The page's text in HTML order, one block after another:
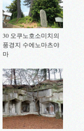
30 오쿠노호소미치의
풍경지 수에노마츠야
마